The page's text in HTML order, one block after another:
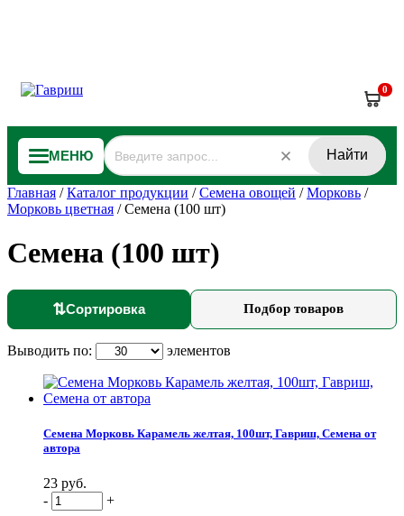
0
МЕНЮ Найти
Главная /Каталог продукции /Семена овощей /Морковь /
Морковь цветная /Семена (100 шт)
Семена (100 шт)
⇅Сортировка Подбор товаров
Выводить по: элементов
Семена Морковь Карамель желтая, 100шт, Гавриш, Семена от
автора
23 руб.
-
+